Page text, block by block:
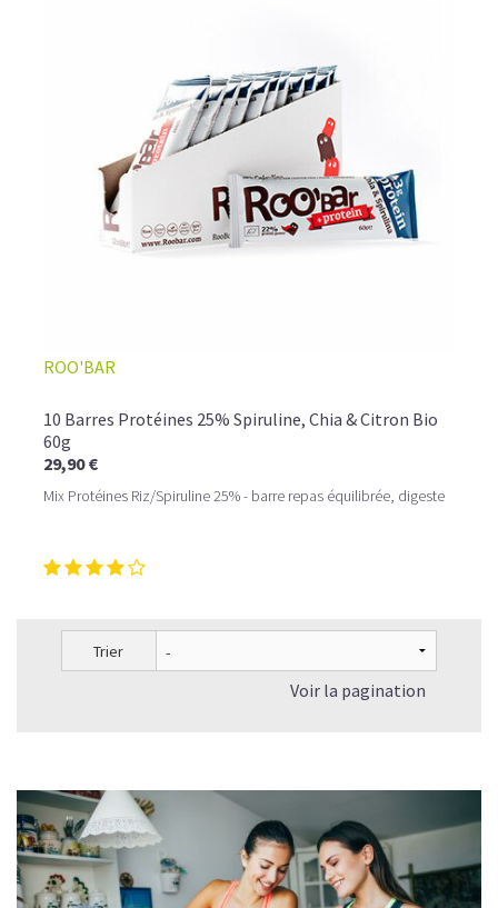
ROO'BAR
10 Barres Protéines 25% Spiruline, Chia & Citron Bio
60g
29,90 €
Mix Protéines Riz/Spiruline 25% - barre repas équilibrée, digeste
Trier
Voir la pagination